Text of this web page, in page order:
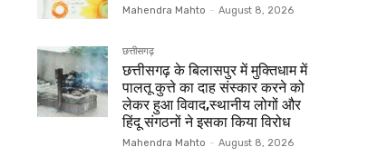
Mahendra Mahto - August 8, 2026
छत्तीसगढ़
छत्तीसगढ़ के बिलासपुर में मुक्तिधाम में
पालतू कुत्ते का दाह संस्कार करने को
लेकर हुआ विवाद,स्थानीय लोगों और
हिंदू संगठनों ने इसका किया विरोध
Mahendra Mahto - August 8, 2026